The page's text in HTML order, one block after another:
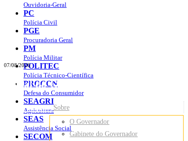
07/08/2026
Portal do Governo do
Governode Rondônia
Sobre
O Governador
Gabinete do Governador
Ouvidoria-Geral
PC
Polícia Civil
PGE
Procuradoria Geral
PM
Polícia Militar
POLITEC
Polícia Técnico-Científica
PROCON
Defesa do Consumidor
SEAGRI
Agricultura
SEAS
Assistência Social
SECOM